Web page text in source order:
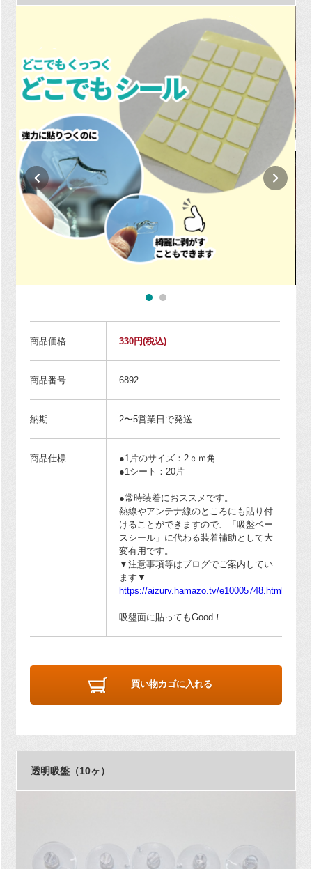
商品価格 330円(税込)
商品番号 6892
納期 2〜5営業日で発送
商品仕様
●1片のサイズ：2ｃｍ角
●1シート：20片
●常時装着におススメです。
熱線やアンテナ線のところにも貼り付
けることができますので、「吸盤ベー
スシール」に代わる装着補助として大
変有用です。
▼注意事項等はブログでご案内してい
ます▼
https://aizurv.hamazo.tv/e10005748.html
吸盤面に貼ってもGood！
買い物カゴに入れる
透明吸盤（10ヶ）